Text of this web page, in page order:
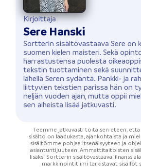
Kirjoittaja
Sere Hanski
Sortterin sisältövastaava Sere on
suomen kielen maisteri. Sekä
harrastustensa puolesta
tekstin tuottaminen sekä
lähellä Seren sydäntä. Pankki- ja
liittyvien tekstien parissa hän on
neljän vuoden ajan, mutta oppii
sen aiheista lisää jatkuvasti.
Teemme jatkuvasti töitä sen eteen,
sisältö on laadukasta, ajankohtaista ja
sisältömme pohjaa itsenäisyyteen ja
asiantuntijuuteen. Ammattitaitoisten
lisäksi Sortterin sisältövastaava,
markkinointitiimi tarkistavat sisällöt